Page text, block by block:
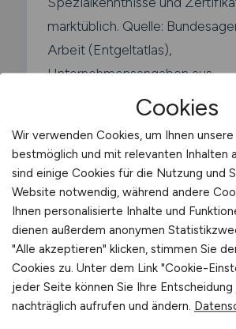
marktüblich. Quelle:
Arbeit (Entgeltatlas),
Unternehmensangaben aus
Stellenanzeigen 2026.
Karrierewege
Die Karriere als Disponent
typischerweise über mehrere
Cookies
Wir verwenden Cookies, um Ihnen
bestmöglich und mit relevanten Inhalten
sind einige Cookies für die Nutzung und
Website notwendig, während andere
Ihnen personalisierte Inhalte und
dienen außerdem anonymen
"Alle akzeptieren" klicken, stimmen Sie
Cookies zu. Unter dem Link "Cookie-
jeder Seite können Sie Ihre
nachträglich aufrufen und ändern.